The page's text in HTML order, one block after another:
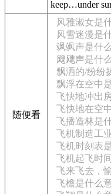
keep…under
随便看
风雅淑女是
风雪迷漫是
飒飒声是什
飕飕声是什
飘洒的/纷纷
飘浮在空中
飞快地冲出
飞快地在空
飞播造林是
飞机制造工
飞机时刻表
飞机起飞时
飞来飞去，
飞檐是什么